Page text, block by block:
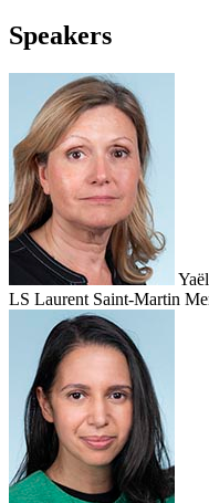
Speakers
LS Laurent Saint-Martin